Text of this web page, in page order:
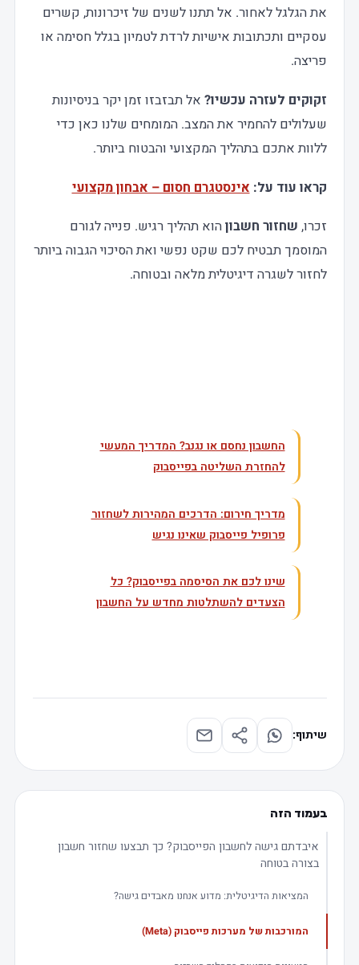
את הגלגל לאחור. אל תתנו לשנים של זיכרונות, קשרים
עסקיים ותכתובות אישיות לרדת לטמיון בגלל חסימה או
פריצה.
זקוקים לעזרה עכשיו? אל תבזבזו זמן יקר בניסיונות
שעלולים להחמיר את המצב. המומחים שלנו כאן כדי
ללוות אתכם בתהליך המקצועי והבטוח ביותר.
קראו עוד על: אינסטגרם חסום – אבחון מקצועי
זכרו, שחזור חשבוןהוא תהליך רגיש. פנייה לגורם
המוסמך תבטיח לכם שקט נפשי ואת הסיכוי הגבוה ביותר
לחזור לשגרה דיגיטלית מלאה ובטוחה.
החשבון נחסם או נגנב? המדריך המעשי
להחזרת השליטה בפייסבוק
מדריך חירום: הדרכים המהירות לשחזור
פרופיל פייסבוק שאינו נגיש
שינו לכם את הסיסמה בפייסבוק? כל
הצעדים להשתלטות מחדש על החשבון
שיתוף:
בעמוד הזה
איבדתם גישה לחשבון הפייסבוק? כך תבצעו שחזור חשבון
בצורה בטוחה
המציאות הדיגיטלית: מדוע אנחנו מאבדים גישה?
המורכבות של מערכות פייסבוק (Meta)